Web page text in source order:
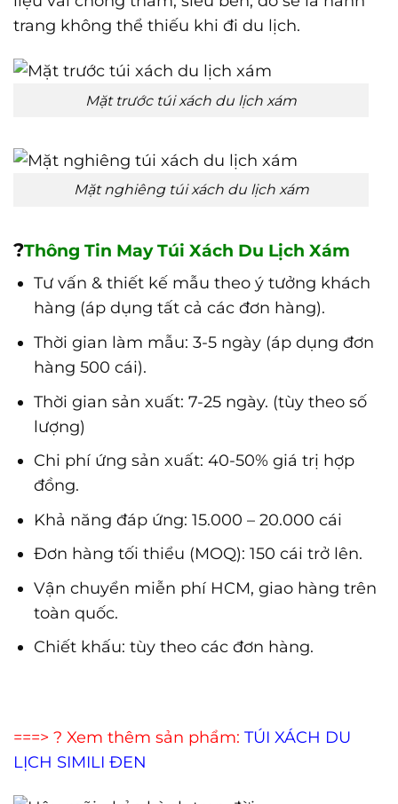
trang không thể thiếu khi đi du lịch.
Mặt trước túi xách du lịch xám
Mặt nghiêng túi xách du lịch xám
?Thông Tin May Túi Xách Du Lịch Xám
Tư vấn & thiết kế mẫu theo ý tưởng khách
hàng (áp dụng tất cả các đơn hàng).
Thời gian làm mẫu: 3-5 ngày (áp dụng đơn
hàng 500 cái).
Thời gian sản xuất: 7-25 ngày. (tùy theo số
lượng)
Chi phí ứng sản xuất: 40-50% giá trị hợp
đồng.
Khả năng đáp ứng: 15.000 – 20.000 cái
Đơn hàng tối thiểu (MOQ): 150 cái trở lên.
Vận chuyển miễn phí HCM, giao hàng trên
toàn quốc.
Chiết khấu: tùy theo các đơn hàng.
===> ? Xem thêm sản phẩm: TÚI XÁCH DU
LỊCH SIMILI ĐEN